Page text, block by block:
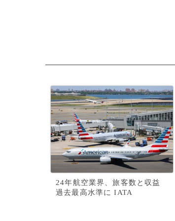
24年航空業界、旅客数と収益
過去最高水準に IATA